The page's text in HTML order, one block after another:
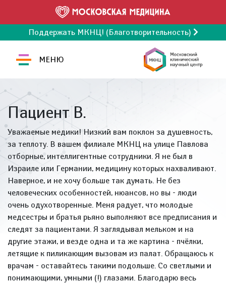
Поддержать МКНЦ! (Благотворительность)
МЕНЮ
Пациент В.
Уважаемые медики! Низкий вам поклон за душевность,
за теплоту. В вашем филиале МКНЦ на улице Павлова
отборные, интеллигентные сотрудники. Я не был в
Израиле или Германии, медицину которых нахваливают.
Наверное, и не хочу больше так думать. Не без
человеческих особенностей, нюансов, но вы - люди
очень одухотворенные. Меня радует, что молодые
медсестры и братья рьяно выполняют все предписания и
следят за пациентами. Я заглядывал мельком и на
другие этажи, и везде одна и та же картина - пчёлки,
летящие к пиликающим вызовам из палат. Обращаюсь к
врачам - оставайтесь такими подольше. Со светлыми и
понимающими, умными (!) глазами. Благодарю весь